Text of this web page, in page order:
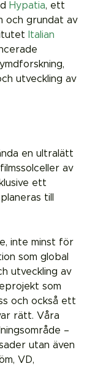
Hypatia, ett
och grundat av
Italian
utveckling av
en ultralätt
av
ett
till
inte minst för
som global
utveckling av
som
och också ett
rätt. Våra
–
utan även
VD,